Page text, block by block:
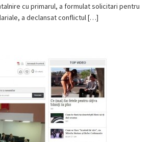
cu primarul, a formulat solicitari pentru
a declansat conflictul […]